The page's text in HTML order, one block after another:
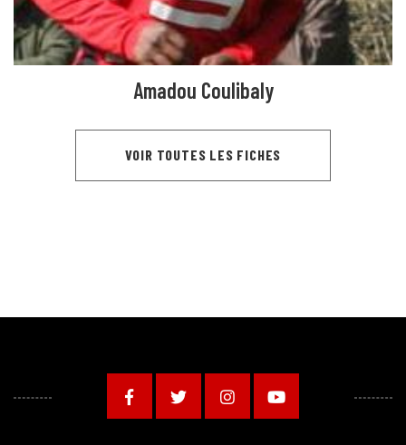
Amadou Coulibaly
VOIR TOUTES LES FICHES